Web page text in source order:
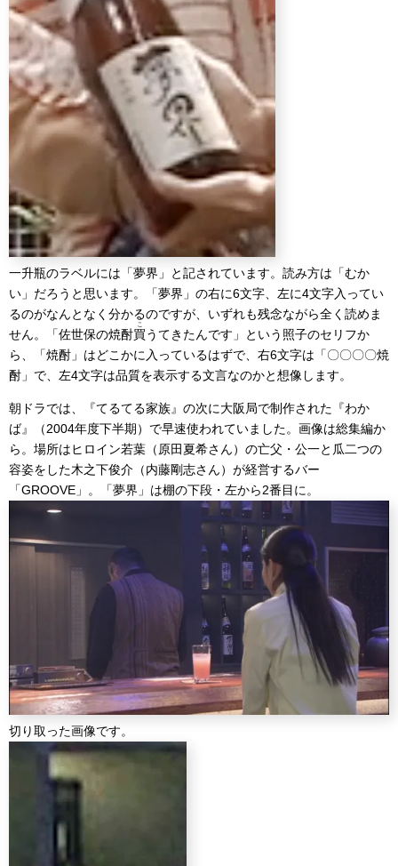
一升瓶のラベルには「夢界」と記されています。読み方は「むか
い」だろうと思います。「夢界」の右に6文字、左に4文字入ってい
るのがなんとなく分かるのですが、いずれも残念ながら全く読めま
せん。「佐世保の焼酎買
こ
うてきたんです」という照子のセリフか
ら、「焼酎」はどこかに入っているはずで、右6文字は「〇〇〇〇焼
酎」で、左4文字は品質を表示する文言なのかと想像します。
朝ドラでは、『てるてる家族』の次に大阪局で制作された『わか
ば』（2004年度下半期）で早速使われていました。画像は総集編か
ら。場所はヒロイン若葉（原田夏希さん）の亡父・公一と瓜二つの
容姿をした木之下俊介（内藤剛志さん）が経営するバー
「GROOVE」。「夢界」は棚の下段・左から2番目に。
切り取った画像です。